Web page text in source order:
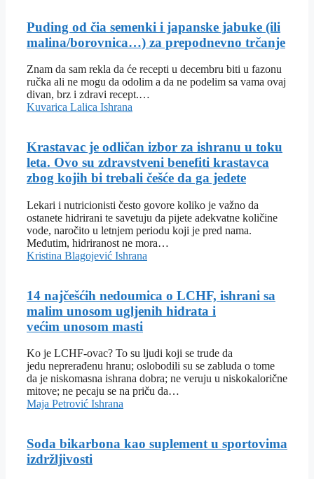
Puding od čia semenki i japanske jabuke (ili
malina/borovnica…) za prepodnevno trčanje
Znam da sam rekla da će recepti u decembru biti u fazonu
ručka ali ne mogu da odolim a da ne podelim sa vama ovaj
divan, brz i zdravi recept.…
Kuvarica Lalica Ishrana
Krastavac je odličan izbor za ishranu u toku
leta. Ovo su zdravstveni benefiti krastavca
zbog kojih bi trebali češće da ga jedete
Lekari i nutricionisti često govore koliko je važno da
ostanete hidrirani te savetuju da pijete adekvatne količine
vode, naročito u letnjem periodu koji je pred nama.
Međutim, hidriranost ne mora…
Kristina Blagojević Ishrana
14 najčešćih nedoumica o LCHF, ishrani sa
malim unosom ugljenih hidrata i
većim unosom masti
Ko je LCHF-ovac? To su ljudi koji se trude da
jedu neprerađenu hranu; oslobodili su se zabluda o tome
da je niskomasna ishrana dobra; ne veruju u niskokalorične
mitove; ne pecaju se na priču da…
Maja Petrović Ishrana
Soda bikarbona kao suplement u sportovima
izdržljivosti